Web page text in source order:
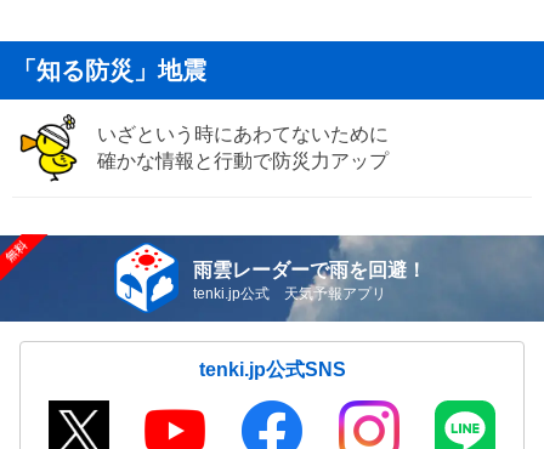
「知る防災」地震
いざという時にあわてないために
確かな情報と行動で防災力アップ
雨雲レーダーで雨を回避！
tenki.jp公式 天気予報アプリ
tenki.jp公式SNS